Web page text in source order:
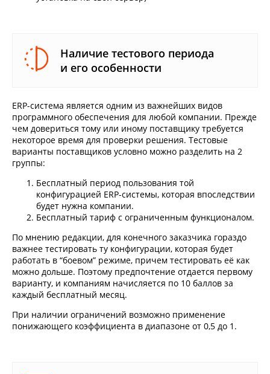
Наличие тестового периода
и его особенности
ERP-система является одним из важнейших видов
программного обеспечения для любой компании. Прежде
чем довериться тому или иному поставщику требуется
некоторое время для проверки решения. Тестовые
варианты поставщиков условно можно разделить на 2
группы:
Бесплатный период пользования той
конфигурацией ERP-системы, которая впоследствии
будет нужна компании.
Бесплатный тариф с ограниченным функционалом.
По мнению редакции, для конечного заказчика гораздо
важнее тестировать ту конфигурации, которая будет
работать в “боевом” режиме, причем тестировать её как
можно дольше. Поэтому предпочтение отдается первому
варианту, и компаниям начисляется по 10 баллов за
каждый бесплатный месяц.
При наличии ограничений возможно применение
понижающего коэффициента в диапазоне от 0,5 до 1.